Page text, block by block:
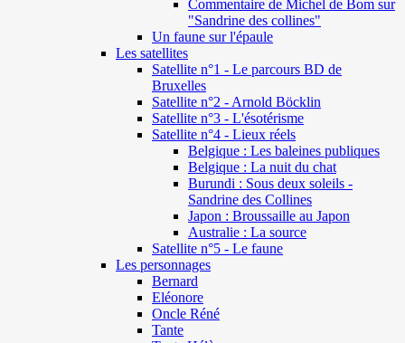
Commentaire de Michel de Bom sur
"Sandrine des collines"
Un faune sur l'épaule
Les satellites
Satellite n°1 - Le parcours BD de
Bruxelles
Satellite n°2 - Arnold Böcklin
Satellite n°3 - L'ésotérisme
Satellite n°4 - Lieux réels
Belgique : Les baleines publiques
Belgique : La nuit du chat
Burundi : Sous deux soleils -
Sandrine des Collines
Japon : Broussaille au Japon
Australie : La source
Satellite n°5 - Le faune
Les personnages
Bernard
Eléonore
Oncle Réné
Tante